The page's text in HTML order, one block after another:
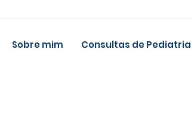
Sobre mim Consultas de Pediatria